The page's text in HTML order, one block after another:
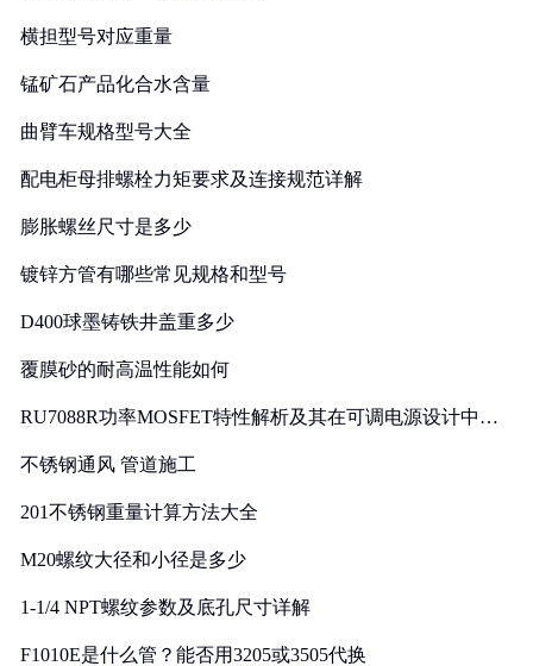
横担型号对应重量
锰矿石产品化合水含量
曲臂车规格型号大全
配电柜母排螺栓力矩要求及连接规范详解
膨胀螺丝尺寸是多少
镀锌方管有哪些常见规格和型号
D400球墨铸铁井盖重多少
覆膜砂的耐高温性能如何
RU7088R功率MOSFET特性解析及其在可调电源设计中的
不锈钢通风 管道施工
201不锈钢重量计算方法大全
M20螺纹大径和小径是多少
1-1/4 NPT螺纹参数及底孔尺寸详解
F1010E是什么管？能否用3205或3505代换